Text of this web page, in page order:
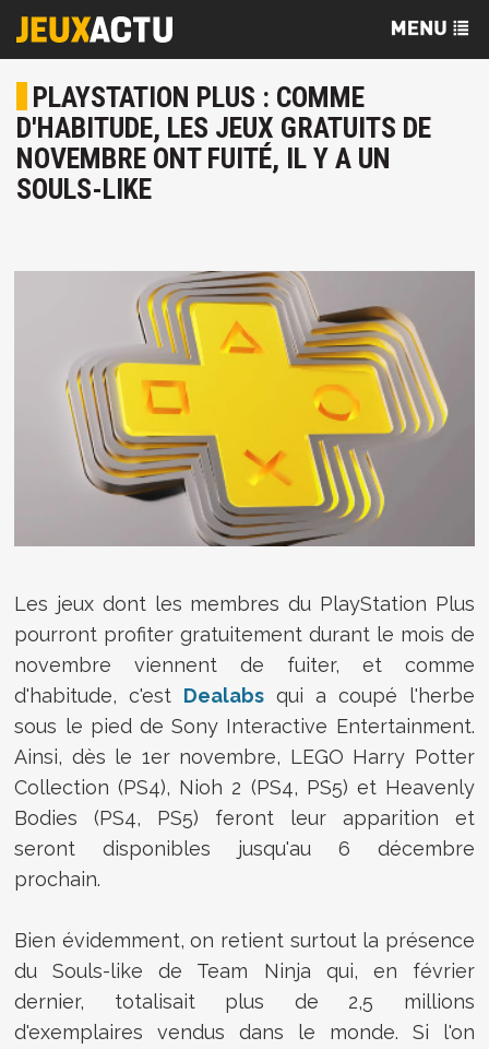
PLAYSTATION PLUS : COMME
D'HABITUDE, LES JEUX GRATUITS DE
NOVEMBRE ONT FUITÉ, IL Y A UN
SOULS-LIKE
Les jeux dont les membres du PlayStation Plus
pourront profiter gratuitement durant le mois de
novembre viennent de fuiter, et comme
d'habitude, c'est Dealabs qui a coupé l'herbe
sous le pied de Sony Interactive Entertainment.
Ainsi, dès le 1er novembre, LEGO Harry Potter
Collection (PS4), Nioh 2 (PS4, PS5) et Heavenly
Bodies (PS4, PS5) feront leur apparition et
seront disponibles jusqu'au 6 décembre
prochain.
Bien évidemment, on retient surtout la présence
du Souls-like de Team Ninja qui, en février
dernier, totalisait plus de 2,5 millions
d'exemplaires vendus dans le monde. Si l'on